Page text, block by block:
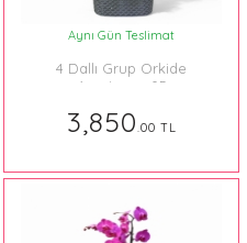
Aynı Gün Teslimat
4 Dallı Grup Orkide
Aranjmanı 05
3,850.00 TL